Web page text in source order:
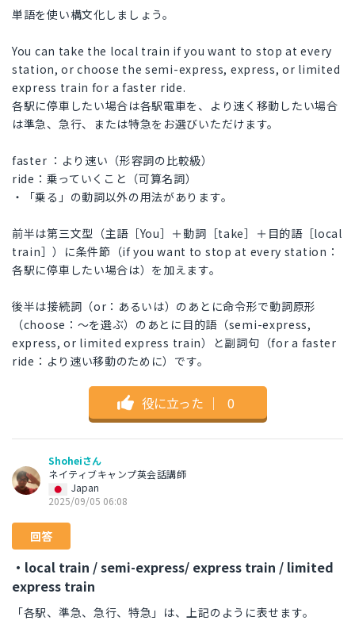
単語を使い構文化しましょう。
You can take the local train if you want to stop at every
station, or choose the semi-express, express, or limited
express train for a faster ride.
各駅に停車したい場合は各駅電車を、より速く移動したい場合
は準急、急行、または特急をお選びいただけます。
faster ：より速い（形容詞の比較級）
ride：乗っていくこと（可算名詞）
・「乗る」の動詞以外の用法があります。
前半は第三文型（主語［You］＋動詞［take］＋目的語［local
train］）に条件節（if you want to stop at every station：
各駅に停車したい場合は）を加えます。
後半は接続詞（or：あるいは）のあとに命令形で動詞原形
（choose：～を選ぶ）のあとに目的語（semi-express,
express, or limited express train）と副詞句（for a faster
ride：より速い移動のために）です。
役に立った ｜ 0
Shoheiさん
ネイティブキャンプ英会話講師
Japan
2025/09/05 06:08
回答
・local train / semi-express/ express train / limited
express train
「各駅、準急、急行、特急」は、上記のように表せます。